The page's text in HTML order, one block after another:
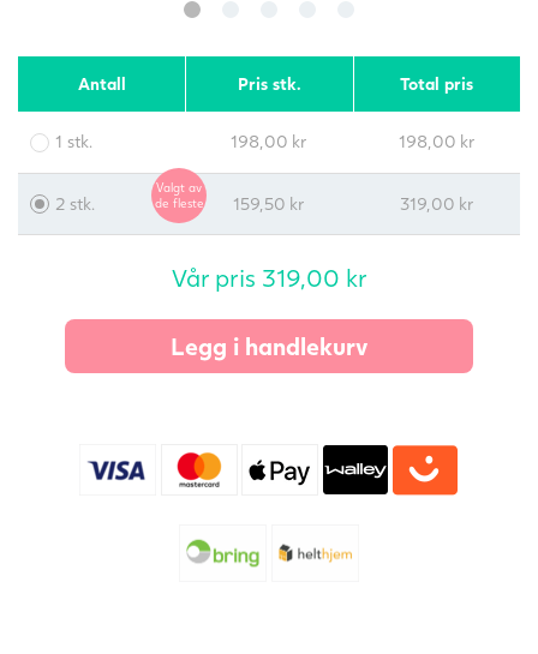
Antall Pris stk. Total pris
1 stk. 198,00 kr 198,00 kr
2 stk.
Valgt av
de fleste
159,50 kr 319,00 kr
Vår pris 319,00 kr
Legg i handlekurv